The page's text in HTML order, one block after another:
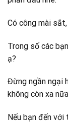
Có công mài
Trong số các
ạ?
Đừng ngần ngại
không còn xa
Nếu bạn đến